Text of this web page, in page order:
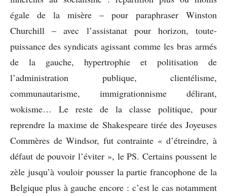
égale de la misère – pour paraphraser Winston
Churchill – avec l’assistanat pour horizon, toute-
puissance des syndicats agissant comme les bras armés
de la gauche, hypertrophie et politisation de
l’administration publique, clientélisme,
communautarisme, immigrationnisme délirant,
wokisme… Le reste de la classe politique, pour
reprendre la maxime de Shakespeare tirée des Joyeuses
Commères de Windsor, fut contrainte « d’étreindre, à
défaut de pouvoir l’éviter », le PS. Certains poussent le
zèle jusqu’à vouloir pousser la partie francophone de la
Belgique plus à gauche encore : c’est le cas notamment